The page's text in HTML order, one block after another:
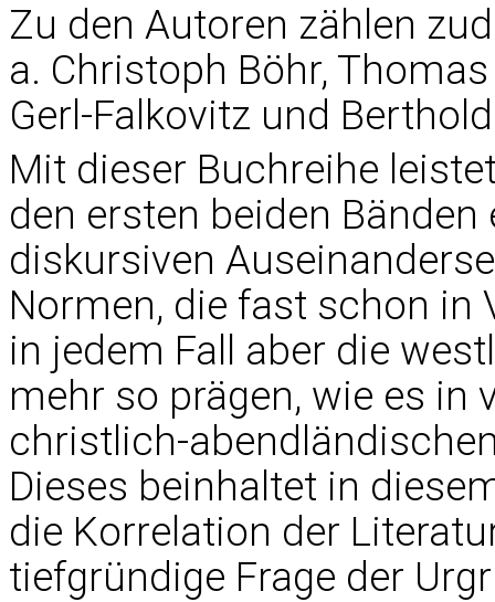
Zu den Autoren zählen
a. Christoph Böhr,
Gerl-Falkovitz und
Mit dieser Buchreihe
den ersten beiden
diskursiven
Normen, die fast schon in
in jedem Fall aber die
mehr so prägen, wie es in
christlich-
Dieses beinhaltet in
die Korrelation der
tiefgründige Frage der